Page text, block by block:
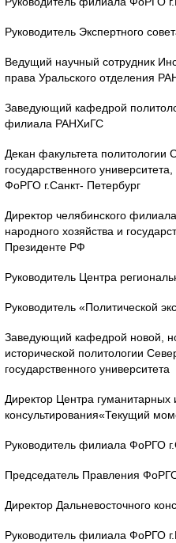
Руководитель Экспертного
Ведущий научный сотрудник
права Уральского отделения
Заведующий кафедрой
филиала РАНХиГС
Декан факультета политологии
государственного
ФоРГО г.Санкт- Петербург
Директор челябинского
народного хозяйства и
Президенте РФ
Руководитель Центра
Руководитель «Политической
Заведующий кафедрой новой,
исторической политологии
государственного университета
Директор Центра гуманитарных
консультирования«Текущий
Руководитель филиала ФоРГО
Председатель Правления
Директор Дальневосточного
Руководитель филиала ФоРГО